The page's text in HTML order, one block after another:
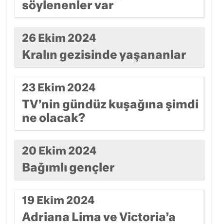
söylenenler var
26 Ekim 2024
Kralın gezisinde yaşananlar
23 Ekim 2024
TV’nin gündüz kuşağına şimdi
ne olacak?
20 Ekim 2024
Bağımlı gençler
19 Ekim 2024
Adriana Lima ve Victoria’a